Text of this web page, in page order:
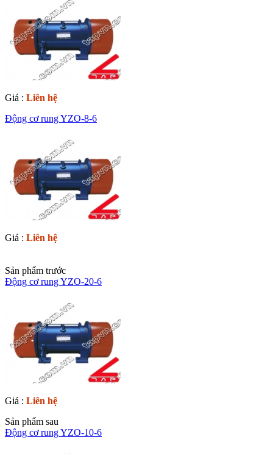
Giá : Liên hệ
Động cơ rung YZO-8-6
Giá : Liên hệ
Sản phẩm trước
Động cơ rung YZO-20-6
Giá : Liên hệ
Sản phẩm sau
Động cơ rung YZO-10-6